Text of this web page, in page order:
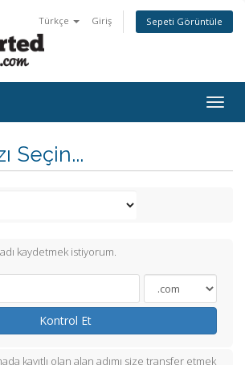
Türkçe Giriş Sepeti Görüntüle
Seçin...
kaydetmek istiyorum.
Kontrol Et
kayıtlı olan alan adımı size transfer etmek